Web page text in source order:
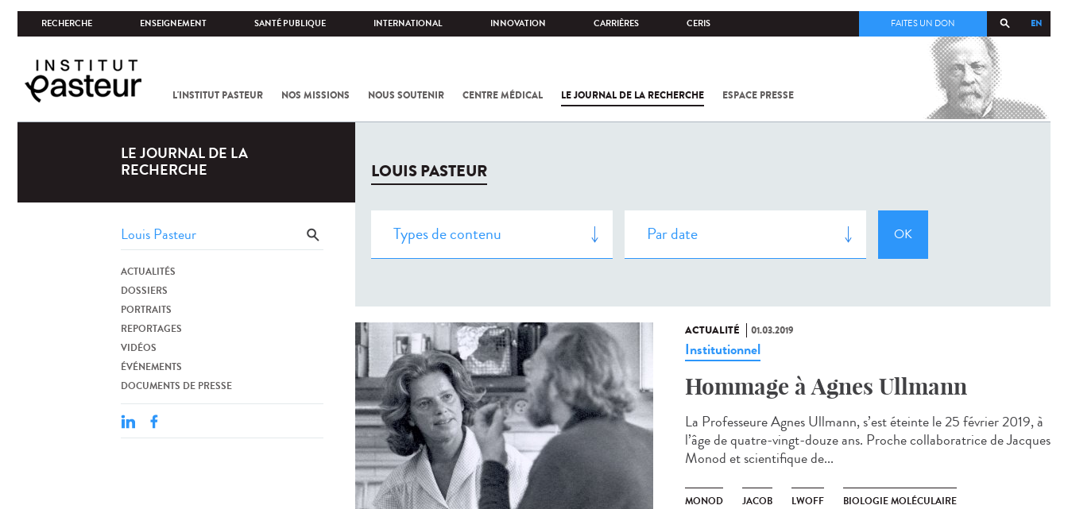
RECHERCHE ENSEIGNEMENT SANTÉ PUBLIQUE INTERNATIONAL INNOVATION CARRIÈRES CERIS EN
FAITES UN DON
L'INSTITUT PASTEUR NOS MISSIONS NOUS SOUTENIR CENTRE MÉDICAL LE JOURNAL DE LA RECHERCHE ESPACE PRESSE
COV-2 /
LE JOURNAL DE LA
RECHERCHE
ACTUALITÉS
DOSSIERS
PORTRAITS
REPORTAGES
VIDÉOS
ÉVÉNEMENTS
DOCUMENTS DE PRESSE
LOUIS PASTEUR
ACTUALITÉ 01.03.2019
Institutionnel
Hommage à Agnes Ullmann
La Professeure Agnes Ullmann, s’est éteinte le 25 février 2019, à
l’âge de quatre-vingt-douze ans. Proche collaboratrice de Jacques
Monod et scientifique de...
MONOD JACOB LWOFF BIOLOGIE MOLÉCULAIRE